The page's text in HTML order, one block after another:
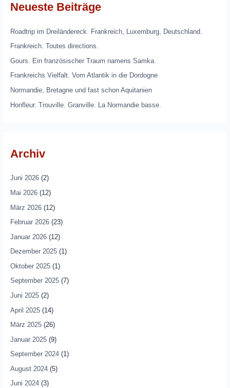
Neueste Beiträge
Roadtrip im Dreiländereck. Frankreich, Luxemburg, Deutschland.
Frankreich. Toutes directions.
Gours. Ein französischer Traum namens Samka.
Frankreichs Vielfalt. Vom Atlantik in die Dordogne
Normandie, Bretagne und fast schon Aquitanien
Honfleur. Trouville. Granville. La Normandie basse.
Archiv
Juni 2026(2)
Mai 2026(12)
März 2026(12)
Februar 2026(23)
Januar 2026(12)
Dezember 2025(1)
Oktober 2025(1)
September 2025(7)
Juni 2025(2)
April 2025(14)
März 2025(26)
Januar 2025(9)
September 2024(1)
August 2024(5)
Juni 2024(3)